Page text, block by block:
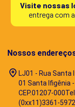
Visite nossas
entrega com
Nossos
LJ01 - Rua Santa
01 Santa Ifigênia
CEP.01207-
(0xx11)3361-5972